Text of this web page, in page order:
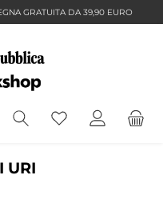
GRATUITA DA 39,90 EURO
URI